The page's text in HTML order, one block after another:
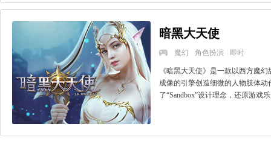
暗黑大天使
魔幻 角色扮演 即时
《暗黑大天使》是一款以西方魔
成像的引擎创造细微的人物肢体
了“Sandbox”设计理念，还原游戏